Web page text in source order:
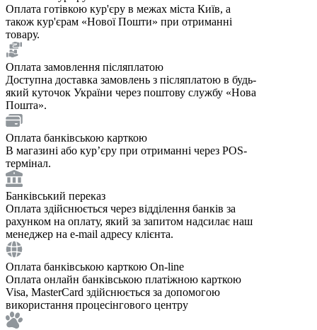
Оплата готівкою кур'єру в межах міста Київ, а
також кур'єрам «Нової Пошти» при отриманні
товару.
Оплата замовлення післяплатою
Доступна доставка замовлень з післяплатою в будь-
який куточок України через поштову службу «Нова
Пошта».
Оплата банківською карткою
В магазині або курʼєру при отриманні через POS-
термінал.
Банківський переказ
Оплата здійснюється через відділення банків за
рахунком на оплату, який за запитом надсилає наш
менеджер на e-mail адресу клієнта.
Оплата банківською карткою On-line
Оплата онлайн банківською платіжною карткою
Visa, MasterCard здійснюється за допомогою
використання процесінгового центру